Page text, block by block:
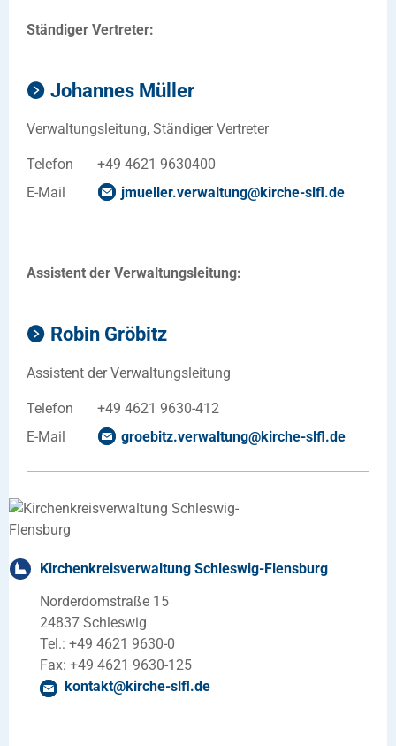
Ständiger Vertreter:
Johannes Müller
Verwaltungsleitung, Ständiger Vertreter
Telefon
+49 4621 9630400
E-Mail
jmueller.verwaltung@kirche-slfl.de
Assistent der Verwaltungsleitung:
Robin Gröbitz
Assistent der Verwaltungsleitung
Telefon
+49 4621 9630-412
E-Mail
groebitz.verwaltung@kirche-slfl.de
Kirchenkreisverwaltung Schleswig-Flensburg
Norderdomstraße 15
24837 Schleswig
Tel.: +49 4621 9630-0
Fax: +49 4621 9630-125
kontakt@kirche-slfl.de